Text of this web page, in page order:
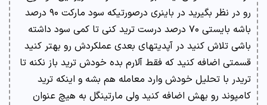
رو در نظر بگیرید در باینری درصورتیکه سود مارکت ۹۰ درصد
باشه بایستی ۷۰ درصد درست ترید کنی تا کمی سود داشته
باشی تلاش کنید در آپدیتهای بعدی عملکردش رو بهتر کنید
قسمتی اضافه کنید که فقط آلارم بده خودش ترید باز نکنه تا
تریدر با تحلیل خودش وارد معامله هم بشه و اینکه ترید
کامپوند رو بهش اضافه کنید ولی مارتینگل به هیچ عنوان